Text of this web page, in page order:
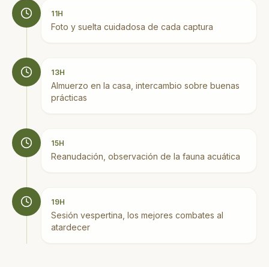
11H
Foto y suelta cuidadosa de cada captura
13H
Almuerzo en la casa, intercambio sobre buenas
prácticas
15H
Reanudación, observación de la fauna acuática
19H
Sesión vespertina, los mejores combates al
atardecer